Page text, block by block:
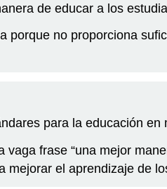
de educar a los
porque no proporciona
para la educación
vaga frase “una mejor
mejorar el aprendizaje de